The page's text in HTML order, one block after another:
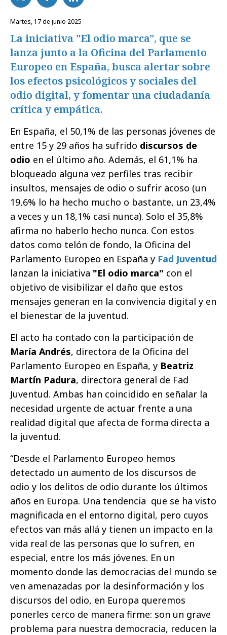
martes, 17 de junio 2025
La iniciativa "El odio marca", que se
lanza junto a la Oficina del Parlamento
Europeo en España, busca alertar sobre
los efectos psicológicos y sociales del
odio digital, y fomentar una ciudadanía
crítica y empática.
En España, el 50,1% de las personas jóvenes de
entre 15 y 29 años ha sufrido discursos de
odio en el último año. Además, el 61,1% ha
bloqueado alguna vez perfiles tras recibir
insultos, mensajes de odio o sufrir acoso (un
19,6% lo ha hecho mucho o bastante, un 23,4%
a veces y un 18,1% casi nunca). Solo el 35,8%
afirma no haberlo hecho nunca. Con estos
datos como telón de fondo, la Oficina del
Parlamento Europeo en España y Fad Juventud
lanzan la iniciativa "El odio marca" con el
objetivo de visibilizar el daño que estos
mensajes generan en la convivencia digital y en
el bienestar de la juventud.
El acto ha contado con la participación de
María Andrés, directora de la Oficina del
Parlamento Europeo en España, y Beatriz
Martín Padura, directora general de Fad
Juventud. Ambas han coincidido en señalar la
necesidad urgente de actuar frente a una
realidad digital que afecta de forma directa a
la juventud.
“Desde el Parlamento Europeo hemos
detectado un aumento de los discursos de
odio y los delitos de odio durante los últimos
años en Europa. Una tendencia que se ha visto
magnificada en el entorno digital, pero cuyos
efectos van más allá y tienen un impacto en la
vida real de las personas que lo sufren, en
especial, entre los más jóvenes. En un
momento donde las democracias del mundo se
ven amenazadas por la desinformación y los
discursos del odio, en Europa queremos
ponerles cerco de manera firme: son un grave
problema para nuestra democracia, reducen la